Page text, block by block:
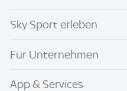
Sky Sport erleben
Für Unternehmen
App & Services